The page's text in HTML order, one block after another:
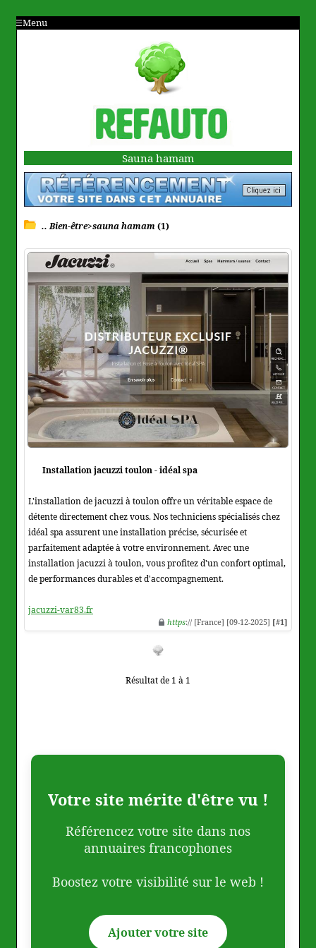
Menu
Sauna hamam
.. Bien-être>sauna hamam(1)
Installation jacuzzi toulon - idéal spa
L'installation de jacuzzi à toulon offre un véritable espace de
détente directement chez vous. Nos techniciens spécialisés chez
idéal spa assurent une installation précise, sécurisée et
parfaitement adaptée à votre environnement. Avec une
installation jacuzzi à toulon, vous profitez d'un confort optimal,
de performances durables et d'accompagnement.
jacuzzi-var83.fr
https:// [France] [09-12-2025] [#1]
Résultat de 1 à 1
Votre site mérite d'être vu !
Référencez votre site dans nos
annuaires francophones
Boostez votre visibilité sur le web !
Ajouter votre site